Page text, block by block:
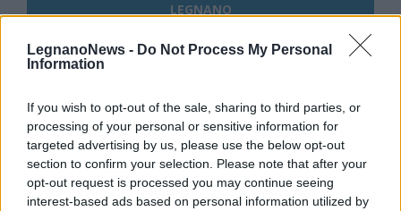
LegnanoNews - Do Not Process My Personal
Information
If you wish to opt-out of the sale, sharing to third parties, or
processing of your personal or sensitive information for
targeted advertising by us, please use the below opt-out
section to confirm your selection. Please note that after your
opt-out request is processed you may continue seeing
interest-based ads based on personal information utilized by
LEGNANO
Selezioniamo per te
Il meglio di